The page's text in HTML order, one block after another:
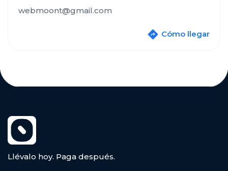
webmoont@gmail.com
Cómo llegar
Llévalo hoy. Paga después.